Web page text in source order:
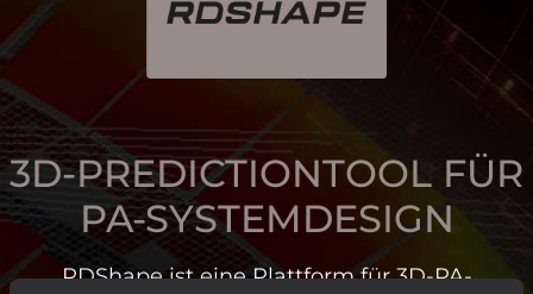
3D-PREDICTIONTOOL FÜR
PA-SYSTEMDESIGN
RDShape ist eine Plattform für 3D-PA-